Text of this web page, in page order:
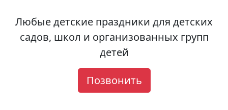
Любые детские праздники для детских
садов, школ и организованных групп
детей
Позвонить